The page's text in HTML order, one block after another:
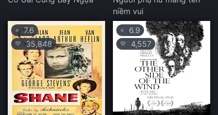
niềm vui
⭐ 7.6
💛 35,848
⭐ 6.9
💛 4,557